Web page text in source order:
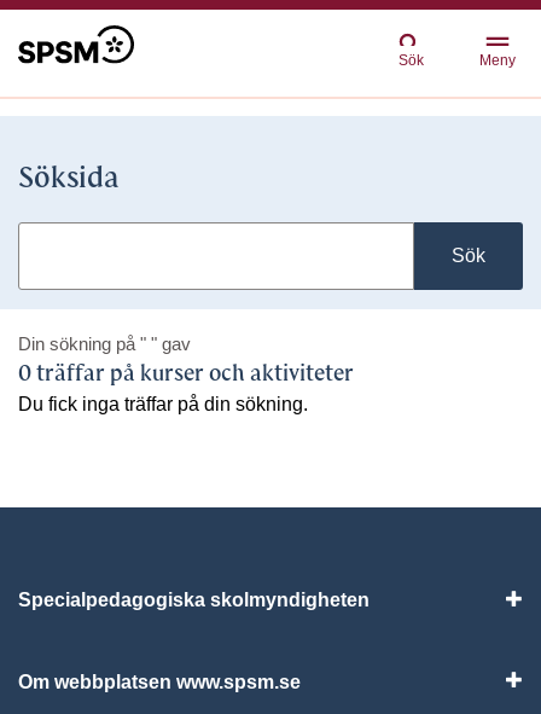
Sök Meny
Söksida
Sök
Din sökning på " " gav
0 träffar på kurser och aktiviteter
Du fick inga träffar på din sökning.
Specialpedagogiska skolmyndigheten
Om webbplatsen www.spsm.se